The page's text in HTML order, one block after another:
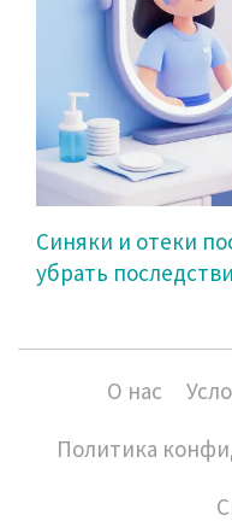
Синяки и отеки
убрать
О нас
Политика